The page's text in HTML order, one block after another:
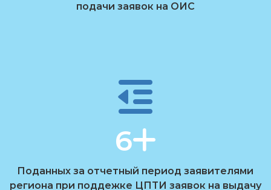
подачи заявок на ОИС
6
Поданных за отчетный период заявителями
региона при поддежке ЦПТИ заявок на выдачу